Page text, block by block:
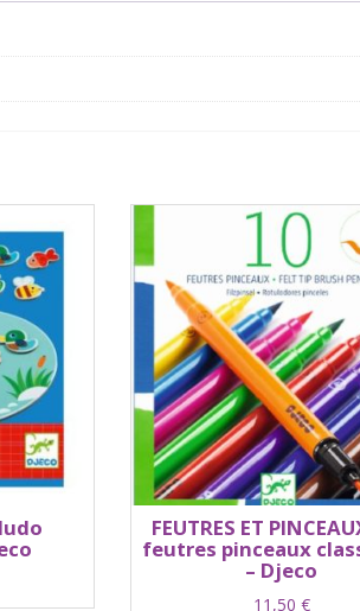
FEUTRES ET
feutres pinceaux
– Djeco
11,50 €